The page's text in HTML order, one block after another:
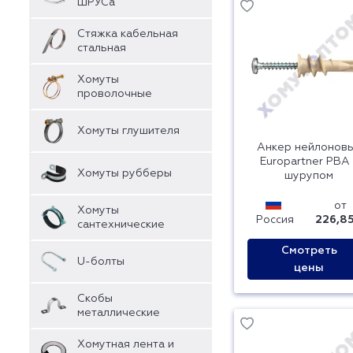
ШРУСа
Стяжка кабельная
стальная
Хомуты
проволочные
Хомуты глушителя
Хомуты рубберы
Хомуты
сантехнические
U-болты
Скобы
металлические
Хомутная лента и
Анкер
Europartner PBA
шурупом
Россия
от
Смотреть
цены